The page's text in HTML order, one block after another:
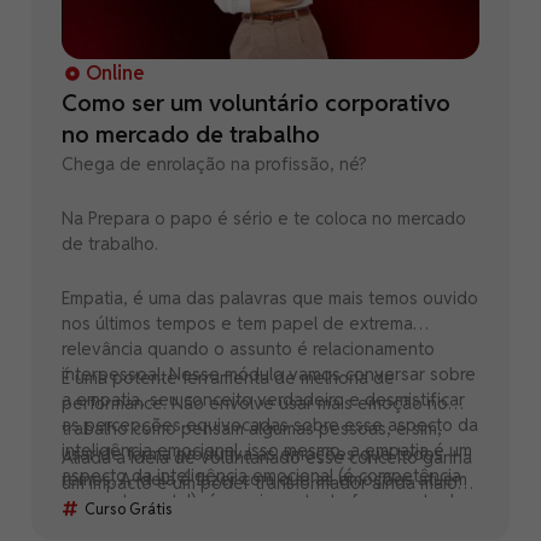
Online
Como ser um voluntário corporativo
no mercado de trabalho
Chega de enrolação na profissão, né?
Na Prepara o papo é sério e te coloca no mercado
de trabalho.
Empatia, é uma das palavras que mais temos ouvido
nos últimos tempos e tem papel de extrema
relevância quando o assunto é relacionamento
interpessoal. Nesse módulo vamos conversar sobre
a empatia, seu conceito verdadeiro e desmistificar
as percepções equivocadas sobre esse aspecto da
inteligência emocional, isso mesmo, a empatia é um
aspecto da inteligência emocional (é competência
comportamental), é uma importante ferramenta de
É uma potente ferramenta de melhoria de
performance. Não envolve usar mais emoção no
trabalho como pensam algumas pessoas, e sim,
usar de forma produtiva as emoções que todos
temos. A ideia é fazer com que as emoções atuem
de forma produtiva e positiva na atuação
Aliada a ideia de voluntariado esse conceito ganha
um impacto e um poder transformador ainda maior
na sociedade civil. A atuação dos voluntários é
Curso Grátis